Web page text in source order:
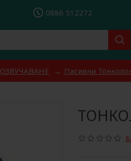
0886 512272
ОЗВУЧАВАНЕ Пасивни